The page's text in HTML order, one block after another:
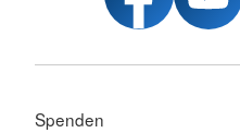
Spenden